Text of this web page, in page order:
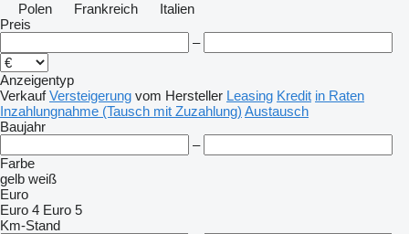
Polen
Frankreich
Italien
Preis
–
Anzeigentyp
Verkauf Versteigerung vom Hersteller Leasing Kredit in Raten
Inzahlungnahme (Tausch mit Zuzahlung) Austausch
Baujahr
–
Farbe
gelb weiß
Euro
Euro 4 Euro 5
Km-Stand